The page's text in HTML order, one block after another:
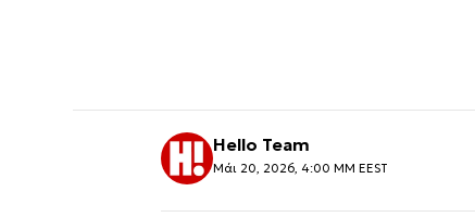
Hello Team
Μάι 20, 2026, 4:00 ΜΜ EEST